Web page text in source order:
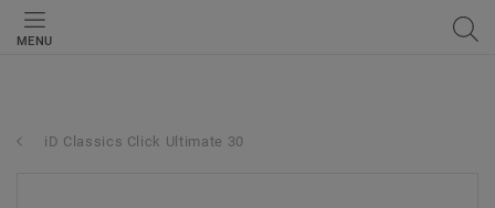
MENU
iD Classics Click Ultimate 30